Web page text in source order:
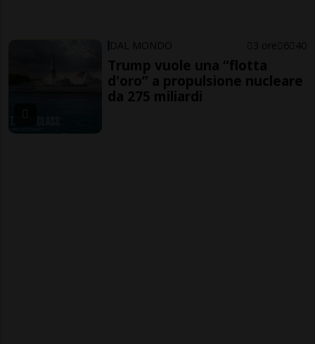
DAL MONDO 3 ore 6 40
Trump vuole una “flotta
d'oro” a propulsione nucleare
da 275 miliardi